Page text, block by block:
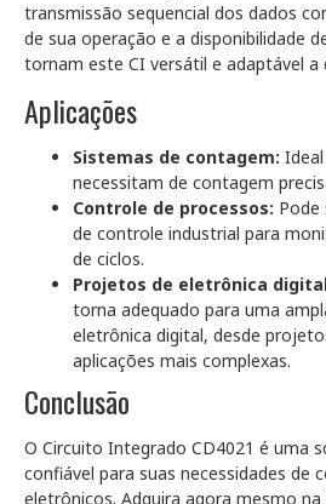
transmissão sequencial dos dados
de sua operação e a disponibilidade
tornam este CI versátil e adaptável
Aplicações
Sistemas de contagem:
necessitam de contagem
Controle de processos: Pode
de controle industrial para
de ciclos.
Projetos de eletrônica
torna adequado para uma
eletrônica digital, desde
aplicações mais complexas.
Conclusão
O Circuito Integrado CD4021 é uma
confiável para suas necessidades de
eletrônicos. Adquira agora mesmo